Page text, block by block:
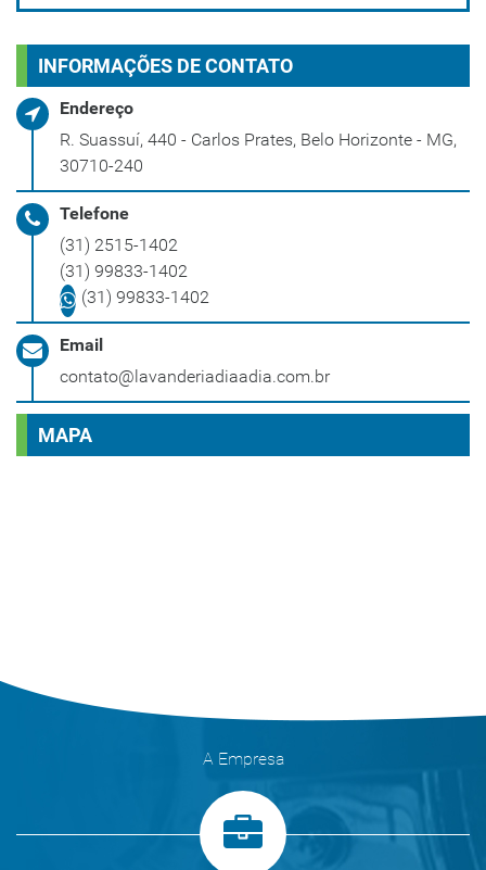
INFORMAÇÕES DE CONTATO
Endereço
R. Suassuí, 440 - Carlos Prates, Belo Horizonte - MG,
30710-240
Telefone
(31) 2515-1402
(31) 99833-1402
(31) 99833-1402
Email
contato@lavanderiadiaadia.com.br
MAPA
A Empresa